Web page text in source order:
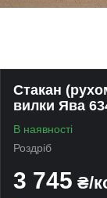
Стакан
вилки Ява
В наявності
Роздріб
3 745 ₴/